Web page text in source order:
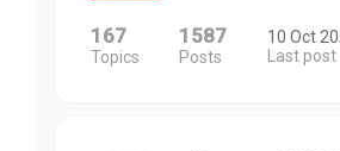
167
Topics
1587
Posts
10 Oct
Last post